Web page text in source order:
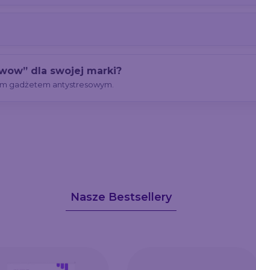
dla swojej marki?
gadżetem antystresowym.
Nasze Bestsellery